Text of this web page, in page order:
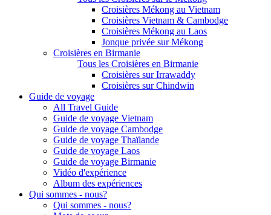
Croisières Mékong au Vietnam
Croisières Vietnam & Cambodge
Croisières Mékong au Laos
Jonque privée sur Mékong
Croisières en Birmanie
Tous les Croisières en Birmanie
Croisières sur Irrawaddy
Croisières sur Chindwin
Guide de voyage
All Travel Guide
Guide de voyage Vietnam
Guide de voyage Cambodge
Guide de voyage Thaïlande
Guide de voyage Laos
Guide de voyage Birmanie
Vidéo d'expérience
Album des expériences
Qui sommes - nous?
Qui sommes - nous?